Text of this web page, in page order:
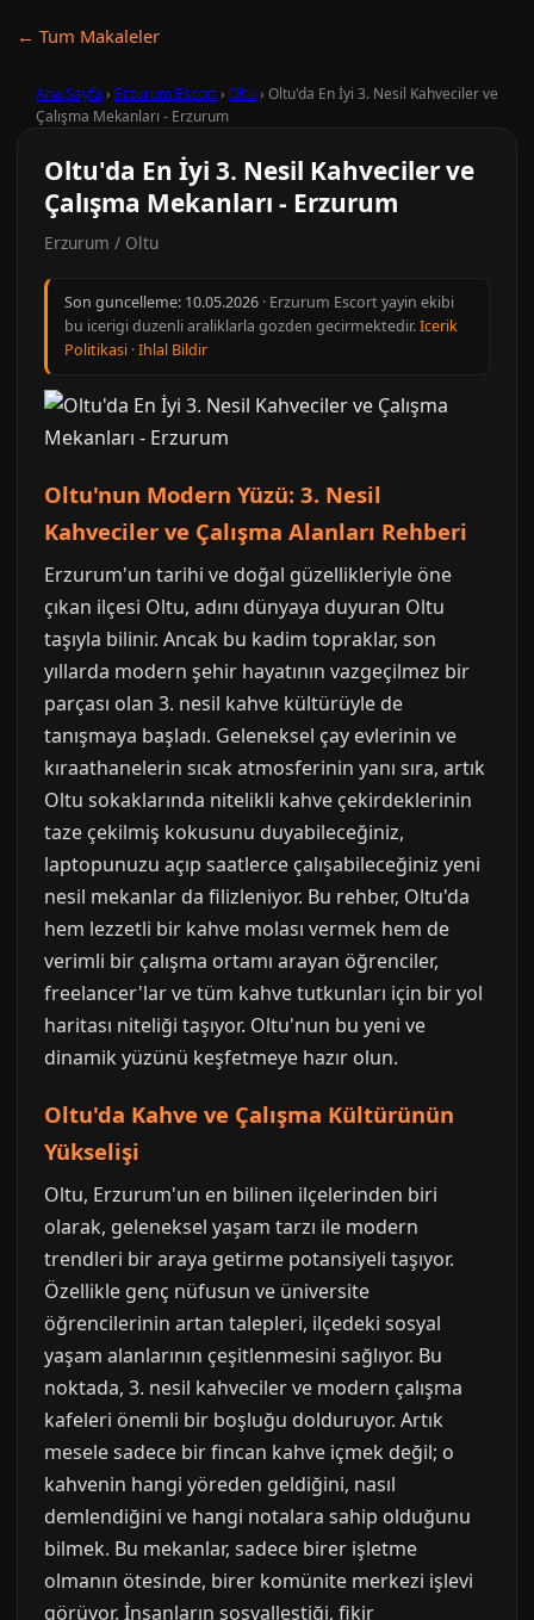
← Tum Makaleler
Ana Sayfa › Erzurum Escort› Oltu› Oltu'da En İyi 3. Nesil Kahveciler ve
Çalışma Mekanları - Erzurum
Oltu'da En İyi 3. Nesil Kahveciler ve
Çalışma Mekanları - Erzurum
Erzurum / Oltu
Son guncelleme: 10.05.2026 · Erzurum Escort yayin ekibi
bu icerigi duzenli araliklarla gozden gecirmektedir.Icerik
Politikasi ·Ihlal Bildir
Oltu'nun Modern Yüzü: 3. Nesil
Kahveciler ve Çalışma Alanları Rehberi
Erzurum'un tarihi ve doğal güzellikleriyle öne
çıkan ilçesi Oltu, adını dünyaya duyuran Oltu
taşıyla bilinir. Ancak bu kadim topraklar, son
yıllarda modern şehir hayatının vazgeçilmez bir
parçası olan 3. nesil kahve kültürüyle de
tanışmaya başladı. Geleneksel çay evlerinin ve
kıraathanelerin sıcak atmosferinin yanı sıra, artık
Oltu sokaklarında nitelikli kahve çekirdeklerinin
taze çekilmiş kokusunu duyabileceğiniz,
laptopunuzu açıp saatlerce çalışabileceğiniz yeni
nesil mekanlar da filizleniyor. Bu rehber, Oltu'da
hem lezzetli bir kahve molası vermek hem de
verimli bir çalışma ortamı arayan öğrenciler,
freelancer'lar ve tüm kahve tutkunları için bir yol
haritası niteliği taşıyor. Oltu'nun bu yeni ve
dinamik yüzünü keşfetmeye hazır olun.
Oltu'da Kahve ve Çalışma Kültürünün
Yükselişi
Oltu, Erzurum'un en bilinen ilçelerinden biri
olarak, geleneksel yaşam tarzı ile modern
trendleri bir araya getirme potansiyeli taşıyor.
Özellikle genç nüfusun ve üniversite
öğrencilerinin artan talepleri, ilçedeki sosyal
yaşam alanlarının çeşitlenmesini sağlıyor. Bu
noktada, 3. nesil kahveciler ve modern çalışma
kafeleri önemli bir boşluğu dolduruyor. Artık
mesele sadece bir fincan kahve içmek değil; o
kahvenin hangi yöreden geldiğini, nasıl
demlendiğini ve hangi notalara sahip olduğunu
bilmek. Bu mekanlar, sadece birer işletme
olmanın ötesinde, birer komünite merkezi işlevi
görüyor. İnsanların sosyalleştiği, fikir